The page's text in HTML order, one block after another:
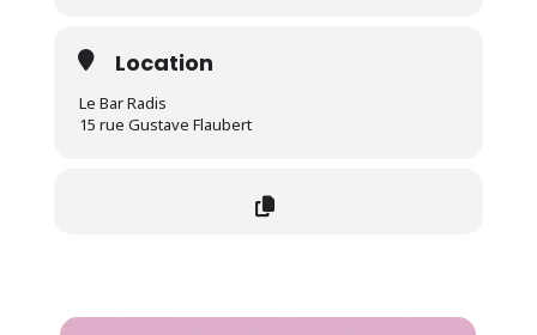
Location
Le Bar Radis
15 rue Gustave Flaubert